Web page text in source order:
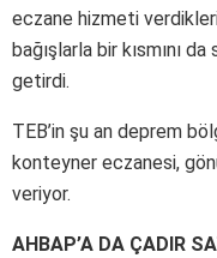
eczane hizmeti
bağışlarla bir kısmını
getirdi.
TEB’in şu an deprem
konteyner eczanesi,
veriyor.
AHBAP’A DA ÇADIR